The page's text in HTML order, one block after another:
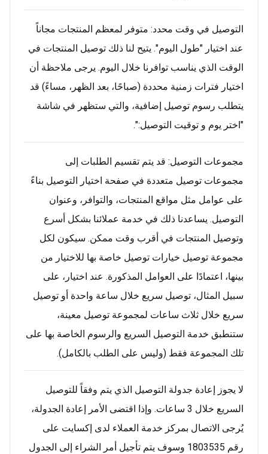
التوصيل في وقت محدد: متوفر لمعظم المنتجات مجاناً
عند اختيار "طول اليوم". يتيح لنا ذلك توصيل المنتجات في
الوقت الذي يناسب توافرنا خلال اليوم. يرجى ملاحظة أن
اختيار فترات زمنية محددة (صباحًا، بعد الظهر، مساءً) قد
يتطلب رسوم توصيل إضافية، والتي ستظهر في شاشة
"اختر يوم و توقيت التوصيل:".
مجموعات التوصيل: قد يتم تقسيم الطلبات إلى
مجموعات توصيل متعددة في صفحة اختيار التوصيل بناءً
على عوامل مثل مواقع المنتجات، والتوافر، وعنوان
التوصيل. يساعدنا ذلك في خدمة عملائنا بشكل أسرع
وتوصيل المنتجات في أقرب وقت ممكن. سيكون لكل
مجموعة توصيل خيارات توصيل خاصة بها للاختيار من
بينها، اعتمادًا على العوامل المذكورة. عند اختيار، على
سبيل المثال، توصيل سريع خلال ساعة واحدة أو توصيل
سريع خلال ثلاث ساعات لمجموعة توصيل معينة،
ستنطبق خدمة التوصيل السريع والرسوم الخاصة بها على
تلك المجموعة فقط (وليس على الطلب بالكامل).
لا يجوز إعادة جدولة التوصيل الذي يتم وفقاً للتوصيل
السريع خلال 3 ساعات. وإذا اقتضى الأمر إعادة الجدولة،
يُرجى الاتصال بمركز خدمة العملاء لدى إكسايت على
رقم 1803535 وسوف يتم تأجيل أمر الشراء إلى الجدول